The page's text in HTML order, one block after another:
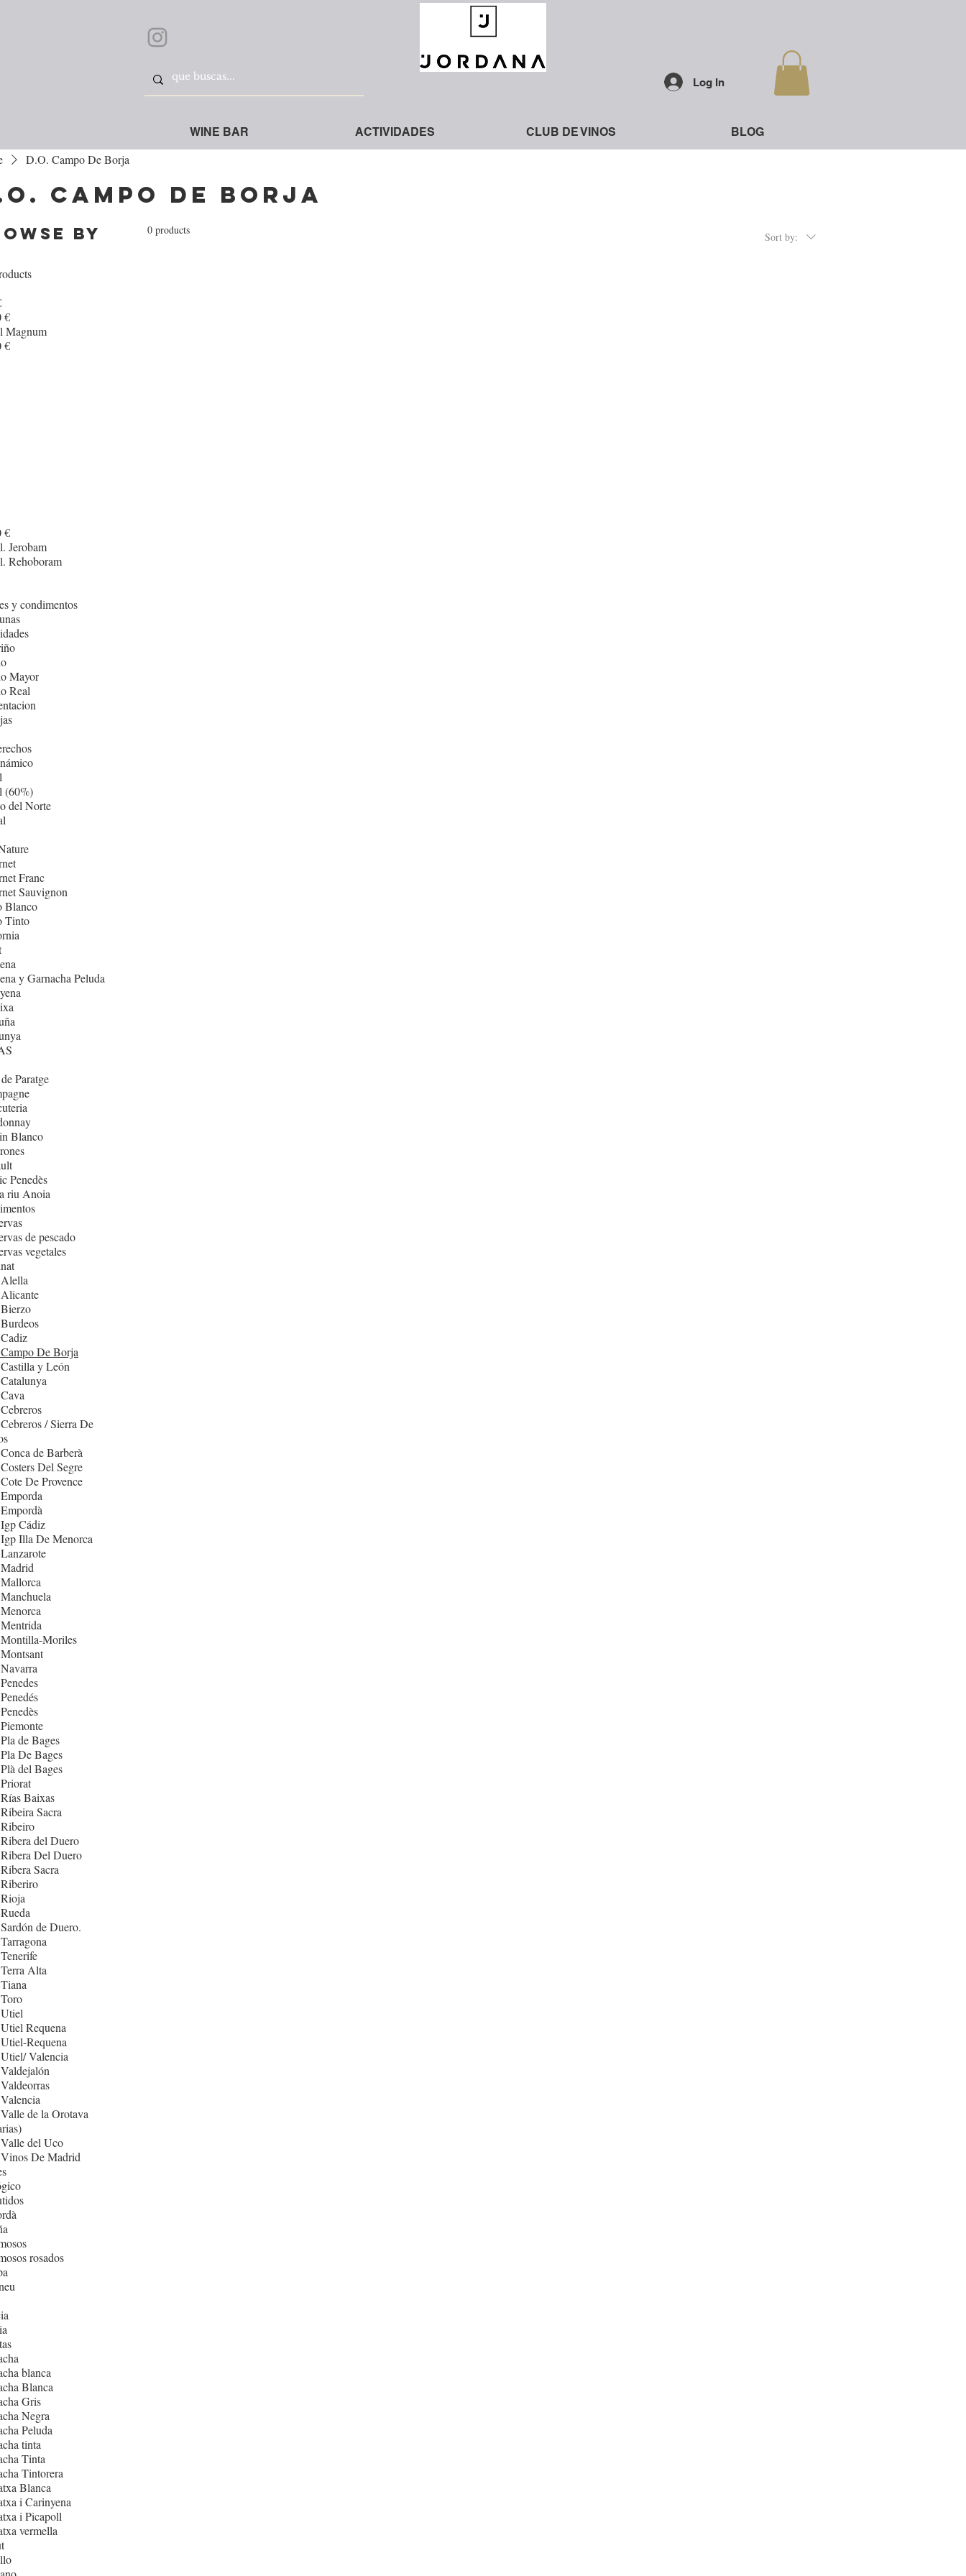
Log In
WINE BAR ACTIVIDADES CLUB DE VINOS BLOG
D.O. Campo De Borja
Campo De Borja
by
€
Magnum
€
€
Jerobam
Rehoboram
y condimentos
Mayor
Real
(60%)
del Norte
Franc
Sauvignon
Blanco
Tinto
y Garnacha Peluda
Paratge
Blanco
Penedès
riu Anoia
de pescado
vegetales
De Borja
y León
/ Sierra De
de Barberà
Del Segre
De Provence
Cádiz
Illa De Menorca
Moriles
de Bages
De Bages
del Bages
Baixas
Sacra
del Duero
Del Duero
Sacra
de Duero.
Alta
Requena
Requena
Valencia
de la Orotava
del Uco
De Madrid
rosados
blanca
Blanca
Gris
Negra
Peluda
tinta
Tinta
Tintorera
Blanca
i Carinyena
i Picapoll
vermella
0 products
Sort by: